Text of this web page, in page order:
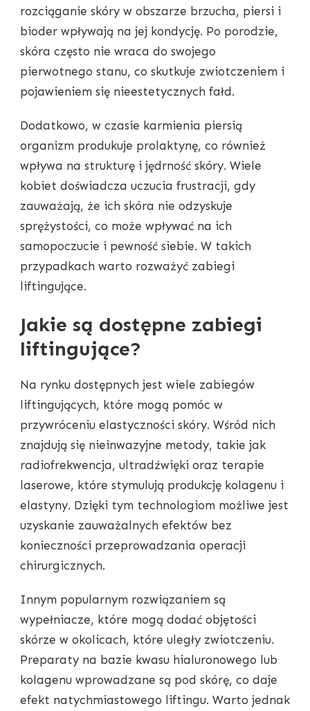
rozciąganie skóry w obszarze brzucha, piersi i
bioder wpływają na jej kondycję. Po porodzie,
skóra często nie wraca do swojego
pierwotnego stanu, co skutkuje zwiotczeniem i
pojawieniem się nieestetycznych fałd.
Dodatkowo, w czasie karmienia piersią
organizm produkuje prolaktynę, co również
wpływa na strukturę i jędrność skóry. Wiele
kobiet doświadcza uczucia frustracji, gdy
zauważają, że ich skóra nie odzyskuje
sprężystości, co może wpływać na ich
samopoczucie i pewność siebie. W takich
przypadkach warto rozważyć zabiegi
liftingujące.
Jakie są dostępne zabiegi
liftingujące?
Na rynku dostępnych jest wiele zabiegów
liftingujących, które mogą pomóc w
przywróceniu elastyczności skóry. Wśród nich
znajdują się nieinwazyjne metody, takie jak
radiofrekwencja, ultradźwięki oraz terapie
laserowe, które stymulują produkcję kolagenu i
elastyny. Dzięki tym technologiom możliwe jest
uzyskanie zauważalnych efektów bez
konieczności przeprowadzania operacji
chirurgicznych.
Innym popularnym rozwiązaniem są
wypełniacze, które mogą dodać objętości
skórze w okolicach, które uległy zwiotczeniu.
Preparaty na bazie kwasu hialuronowego lub
kolagenu wprowadzane są pod skórę, co daje
efekt natychmiastowego liftingu. Warto jednak